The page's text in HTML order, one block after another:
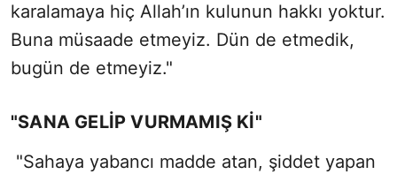
karalamaya hiç Allah’ın kulunun hakkı yoktur.
Buna müsaade etmeyiz. Dün de etmedik,
bugün de etmeyiz."
"SANA GELİP VURMAMIŞ Kİ"
"Sahaya yabancı madde atan, şiddet yapan